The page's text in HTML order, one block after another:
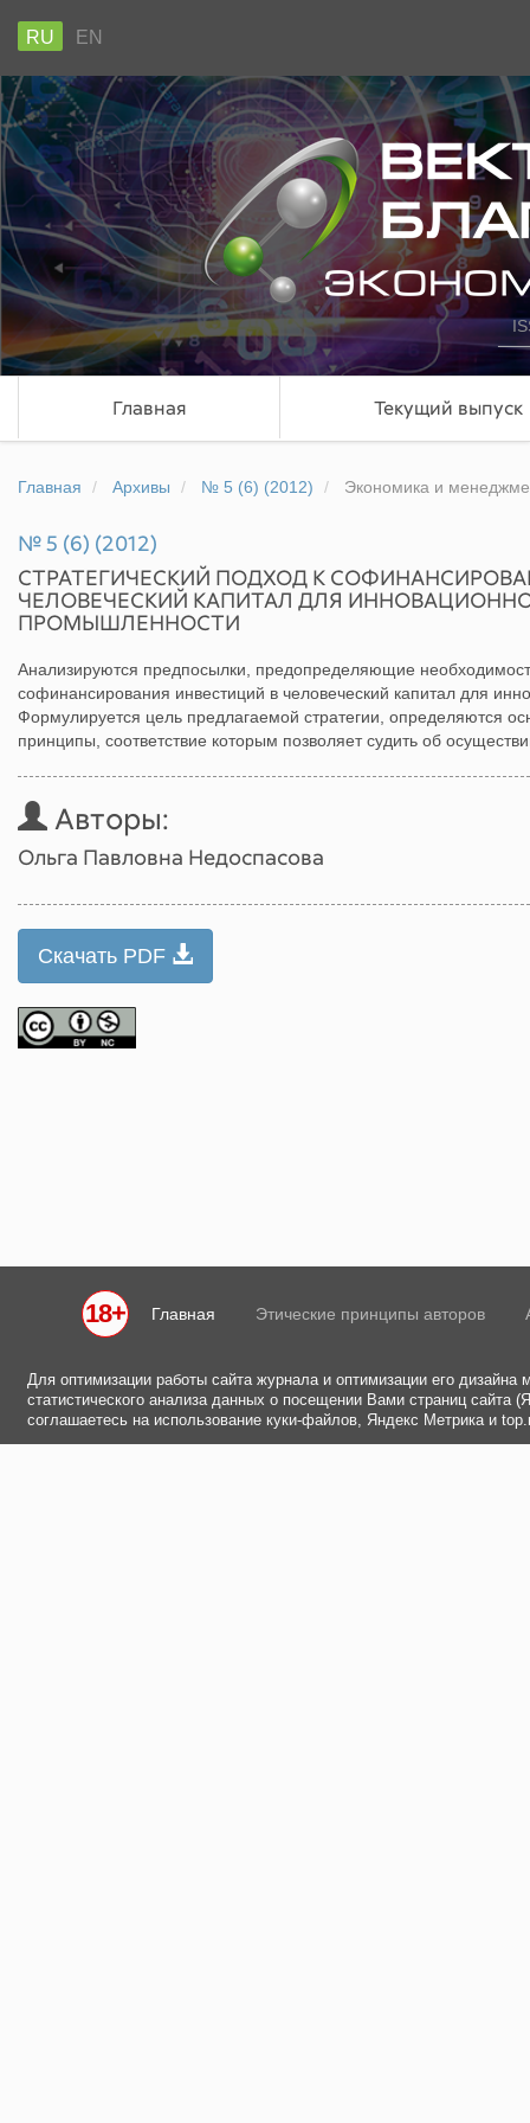
RU EN
Главная Текущий выпуск
Главная Архивы № 5 (6) (2012) Экономика и
№ 5 (6) (2012)
СТРАТЕГИЧЕСКИЙ ПОДХОД К
ЧЕЛОВЕЧЕСКИЙ КАПИТАЛ ДЛЯ
ПРОМЫШЛЕННОСТИ
Анализируются предпосылки, предопределяющие
софинансирования инвестиций в человеческий капитал для
Формулируется цель предлагаемой стратегии, определяются
принципы, соответствие которым позволяет судить об
Авторы:
Ольга Павловна Недоспасова
Скачать PDF
18+ Главная Этические принципы авторов
Для оптимизации работы сайта журнала и оптимизации его
статистического анализа данных о посещении Вами страниц
соглашаетесь на использование куки-файлов, Яндекс Метрика и